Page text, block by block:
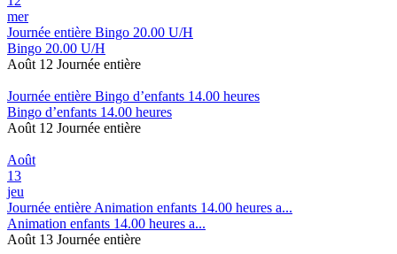
mer
Journée entière Bingo 20.00 U/H
Bingo 20.00 U/H
Août 12 Journée entière
Journée entière Bingo d’enfants 14.00 heures
Bingo d’enfants 14.00 heures
Août 12 Journée entière
Août
13
jeu
Journée entière Animation enfants 14.00 heures a...
Animation enfants 14.00 heures a...
Août 13 Journée entière